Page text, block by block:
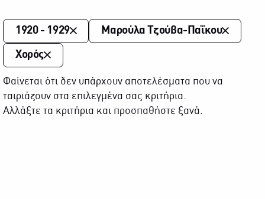
1920 - 1929 Μαρούλα Τζούβα-Παΐκου
Χορός
Φαίνεται ότι δεν υπάρχουν αποτελέσματα που να
ταιριάζουν στα επιλεγμένα σας κριτήρια.
Αλλάξτε τα κριτήρια και προσπαθήστε ξανά.